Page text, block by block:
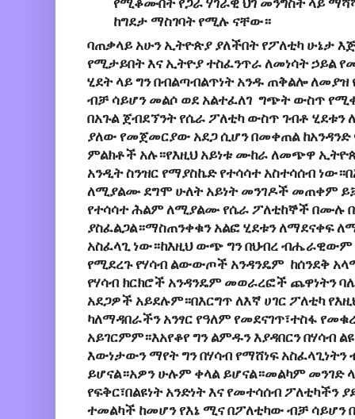
የሚቆሙበት የጋራ ሃገራዊ ህገ መንግስት ላይ
ከግደታ ማስገባት የሚሉ ናቸው።
ባጠቃላይ አሁን ኢትዮጵያ ያለችበት የፖለቲካ ሁኔታ
የሚታይበት እና ኢትዮያ ተስፈንጥራ ለመነሳት ኃይል
ሂደት ላይ ግን በብልጣብልጥነት አንዱ ጠቅልሎ
ብቻ ሳይሆን መልሶ ወደ አልተፈለገ ግጭት ውስጥ
በአጉል ጀብደኘንት የሴራ ፖለቲካ ውስጥ ገብቶ
ያለው የመጀመርያው አደጋ ሲሆን በመቀጠል ከአንዳንድ
ምልክቶች አሉ።የእዚህ አይነቱ ሙከራ ለመጭዋ
አንዲት ስንዝር የማያስኬድ የተሳሳተ አስተሳሰብ
ለሚያልሙ ደግሞ ሁለት አይነት መንገዶች መጠቀም
የተሳሳተ ሕልም ለሚያልሙ የሴራ ፖለቲከኞች በሙሉ
ያስፈልጋል።ማስጠንቀቁን አልፎ ሂደቱን ለማደናቀፍ
አስፈላጊ ነው።ከእዚህ ውጭ ግን በህብረ ብሔራዊውም
የሚደረጉ የሃሳብ ልውውጦች አንዳንዴም ከሰንደቅ
የሃሳብ ክርክሮች አንዳንዴም መወራረፎች ጨዋነትን
አደጋዎች አይደሉም።በእርግጥ ለእኛ ሀገር ፖለቲካ
ካለማዳበራችን አንፃር የዓለም የመደናገጥ፣ተስፋ
አይገርምም።እአየቆየ ግን ልምዱን እያዳበርን በሃሳብ
እውነታውን ማየት ግን በሃሳብ የማሸነፍ
ይሆናል።አዎን ሁሉም ቀላል ይሆናል።መልካም መንገድ
የፍቅር፣በልዩነት አንድነት እና የመተሳሰብ ፖለቲካችን
ተመልካች ከመሆን የእኔ ሚና በፖለቲካው ብቻ ሳይሆን